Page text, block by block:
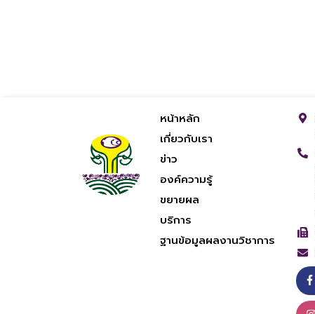
หน้าหลัก
เกี่ยวกับเรา
ข่าว
องค์ความรู้
ขยายผล
บริการ
ฐานข้อมูลผลงานวิชาการ